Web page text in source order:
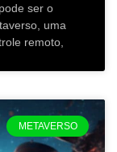
ser o
uma
remoto,
METAVERSO